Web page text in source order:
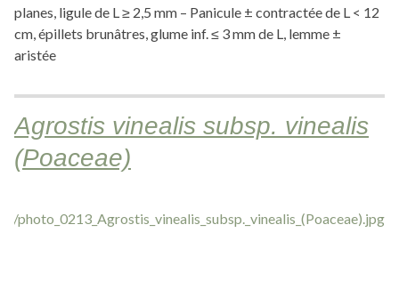
planes, ligule de L ≥ 2,5 mm – Panicule ± contractée de L < 12
cm, épillets brunâtres, glume inf. ≤ 3 mm de L, lemme ±
aristée
Agrostis vinealis subsp. vinealis
(Poaceae)